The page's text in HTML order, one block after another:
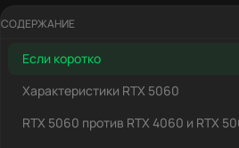
СОДЕРЖАНИЕ
Если коротко
Характеристики RTX 5060
RTX 5060 против RTX 4060 и RTX